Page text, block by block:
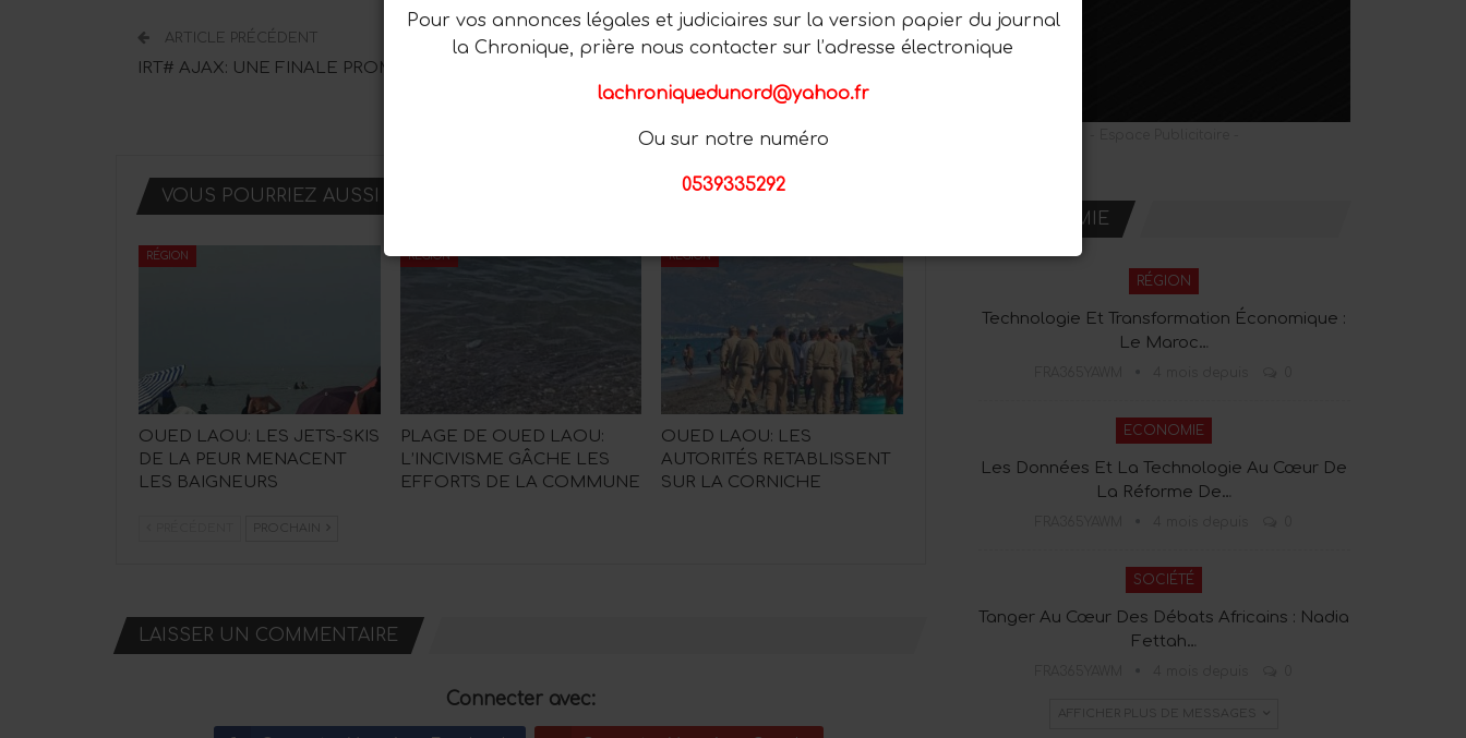
ARTICLE PRÉCÉDENT
IRT# AJAX: UNE FINALE PROMETTEUSE
PROCHAIN ARTICLE
confrère Abderrahim Belchkar
VOUS POURRIEZ AUSSI AIMER Plus D'articles De L'auteur
RÉGION
OUED LAOU: LES JETS-SKIS
DE LA PEUR MENACENT
LES BAIGNEURS
RÉGION
PLAGE DE OUED LAOU:
L’INCIVISME GÂCHE LES
EFFORTS DE LA COMMUNE
RÉGION
OUED LAOU: LES
AUTORITÉS RETABLISSENT
SUR LA CORNICHE
PROCHAIN
LAISSER UN COMMENTAIRE
Connecter avec:
ECONOMIE
RÉGION
Technologie Et Transformation Économique :
Le Maroc…
ECONOMIE
Les Données Et La Technologie Au Cœur De
La Réforme De…
SOCIÉTÉ
Tanger Au Cœur Des Débats Africains : Nadia
Fettah…
AFFICHER PLUS DE MESSAGES
Pour vos annonces légales et judiciaires sur la version papier du journal
la Chronique, prière nous contacter sur l’adresse électronique
lachroniquedunord@yahoo.fr
Ou sur notre numéro
0539335292